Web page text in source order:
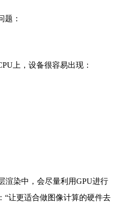
题：
上，设备很容易出现：
渲染中，会尽量利用GPU进行
“让更适合做图像计算的硬件去